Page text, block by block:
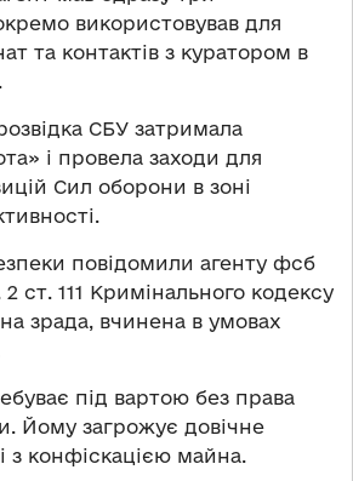
використовував для
та контактів з куратором в
СБУ затримала
і провела заходи для
Сил оборони в зоні
повідомили агенту фсб
ст. 111 Кримінального кодексу
зрада, вчинена в умовах
під вартою без права
Йому загрожує довічне
з конфіскацією майна.